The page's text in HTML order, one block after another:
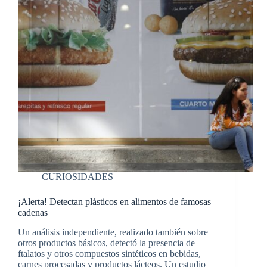
CURIOSIDADES
¡Alerta! Detectan plásticos en alimentos de famosas
cadenas
Un análisis independiente, realizado también sobre
otros productos básicos, detectó la presencia de
ftalatos y otros compuestos sintéticos en bebidas,
carnes procesadas y productos lácteos. Un estudio